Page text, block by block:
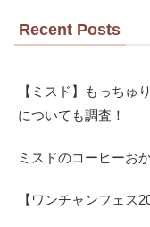
Recent Posts
【ミスド】もっちゅ
についても調査！
ミスドのコーヒーお
【ワンチャンフェス